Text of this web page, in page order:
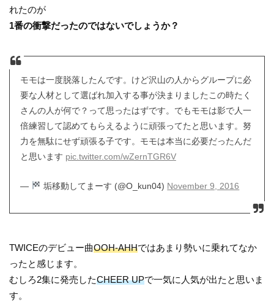
れたのが
1番の衝撃だったのではないでしょうか？
モモは一度脱落したんです。けど沢山の人からグループに必
要な人材として選ばれ加入する事が決まりましたこの時たく
さんの人が何で？って思ったはずです。でもモモは影で人一
倍練習して認めてもらえるように頑張ってたと思います。努
力を無駄にせず頑張る子です。モモは本当に必要だったんだ
と思います pic.twitter.com/wZernTGR6V
— 垢移動してまーす (@O_kun04) November 9, 2016
TWICEのデビュー曲OOH-AHHではあまり勢いに乗れてなか
ったと感じます。
むしろ2集に発売したCHEER UPで一気に人気が出たと思いま
す。